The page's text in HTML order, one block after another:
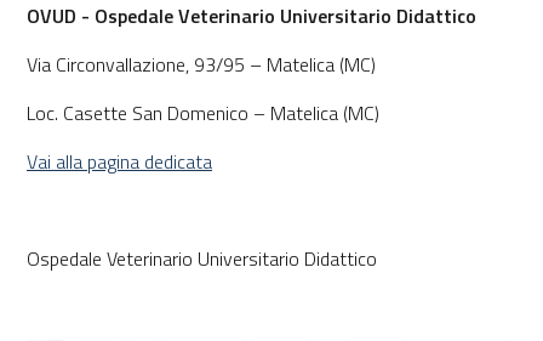
OVUD - Ospedale Veterinario Universitario Didattico
Via Circonvallazione, 93/95 – Matelica (MC)
Loc. Casette San Domenico – Matelica (MC)
Vai alla pagina dedicata
Ospedale Veterinario Universitario Didattico